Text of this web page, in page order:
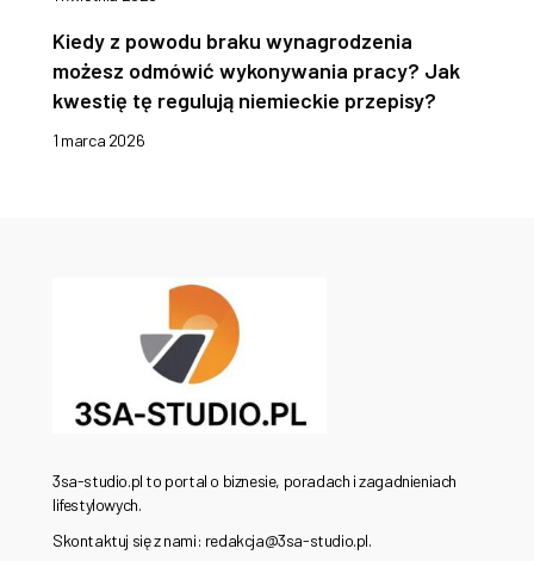
Kiedy z powodu braku wynagrodzenia
możesz odmówić wykonywania pracy? Jak
kwestię tę regulują niemieckie przepisy?
1 marca 2026
3sa-studio.pl to portal o biznesie, poradach i zagadnieniach
lifestylowych.
Skontaktuj się z nami: redakcja@3sa-studio.pl.